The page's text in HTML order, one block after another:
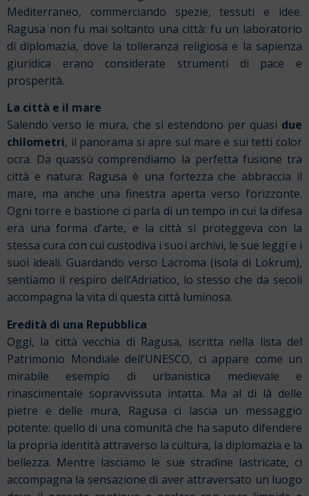
Mediterraneo, commerciando spezie, tessuti e idee.
Ragusa non fu mai soltanto una città: fu un laboratorio
di diplomazia, dove la tolleranza religiosa e la sapienza
giuridica erano considerate strumenti di pace e
prosperità.
La città e il mare
Salendo verso le mura, che si estendono per quasi due
chilometri, il panorama si apre sul mare e sui tetti color
ocra. Da quassù comprendiamo la perfetta fusione tra
città e natura: Ragusa è una fortezza che abbraccia il
mare, ma anche una finestra aperta verso l’orizzonte.
Ogni torre e bastione ci parla di un tempo in cui la difesa
era una forma d’arte, e la città si proteggeva con la
stessa cura con cui custodiva i suoi archivi, le sue leggi e i
suoi ideali. Guardando verso Lacroma (isola di Lokrum),
sentiamo il respiro dell’Adriatico, lo stesso che da secoli
accompagna la vita di questa città luminosa.
Eredità di una Repubblica
Oggi, la città vecchia di Ragusa, iscritta nella lista del
Patrimonio Mondiale dell’UNESCO, ci appare come un
mirabile esempio di urbanistica medievale e
rinascimentale sopravvissuta intatta. Ma al di là delle
pietre e delle mura, Ragusa ci lascia un messaggio
potente: quello di una comunità che ha saputo difendere
la propria identità attraverso la cultura, la diplomazia e la
bellezza. Mentre lasciamo le sue stradine lastricate, ci
accompagna la sensazione di aver attraversato un luogo